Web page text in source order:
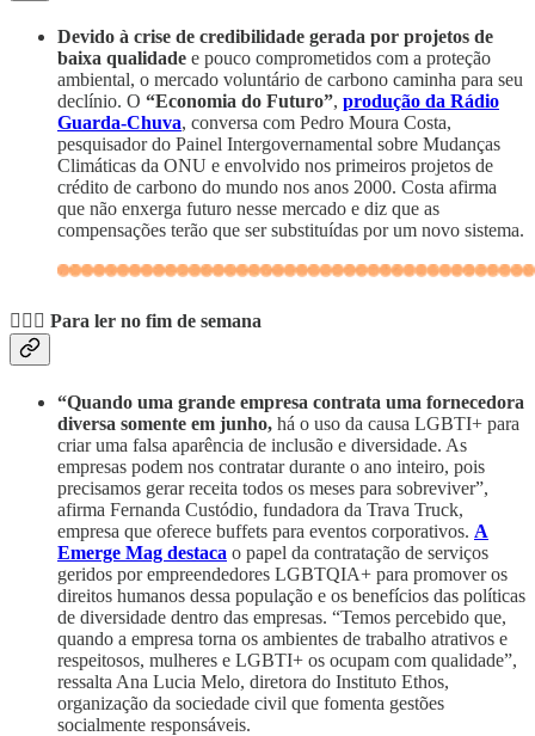
Devido à crise de credibilidade gerada por projetos de
baixa qualidade e pouco comprometidos com a proteção
ambiental, o mercado voluntário de carbono caminha para seu
declínio. O “Economia do Futuro”, produção da Rádio
Guarda-Chuva, conversa com Pedro Moura Costa,
pesquisador do Painel Intergovernamental sobre Mudanças
Climáticas da ONU e envolvido nos primeiros projetos de
crédito de carbono do mundo nos anos 2000. Costa afirma
que não enxerga futuro nesse mercado e diz que as
compensações terão que ser substituídas por um novo sistema.
💆🏽‍♀️ Para ler no fim de semana
“Quando uma grande empresa contrata uma fornecedora
diversa somente em junho, há o uso da causa LGBTI+ para
criar uma falsa aparência de inclusão e diversidade. As
empresas podem nos contratar durante o ano inteiro, pois
precisamos gerar receita todos os meses para sobreviver”,
afirma Fernanda Custódio, fundadora da Trava Truck,
empresa que oferece buffets para eventos corporativos. A
Emerge Mag destaca o papel da contratação de serviços
geridos por empreendedores LGBTQIA+ para promover os
direitos humanos dessa população e os benefícios das políticas
de diversidade dentro das empresas. “Temos percebido que,
quando a empresa torna os ambientes de trabalho atrativos e
respeitosos, mulheres e LGBTI+ os ocupam com qualidade”,
ressalta Ana Lucia Melo, diretora do Instituto Ethos,
organização da sociedade civil que fomenta gestões
socialmente responsáveis.